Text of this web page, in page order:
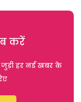
करें
हर नई खबर के